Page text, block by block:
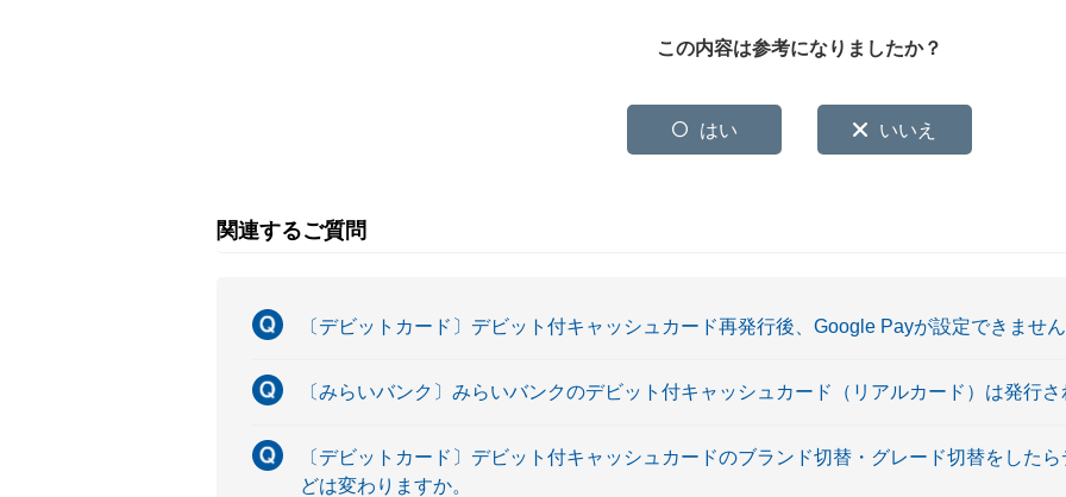
この内容は参考になりましたか？
はい いいえ
関連するご質問
〔デビットカード〕デビット付キャッシュカード再発行後、Google Payが設定できません
〔みらいバンク〕みらいバンクのデビット付キャッシュカード（リアルカード）は発行さ
〔デビットカード〕デビット付キャッシュカードのブランド切替・グレード切替をした
どは変わりますか。